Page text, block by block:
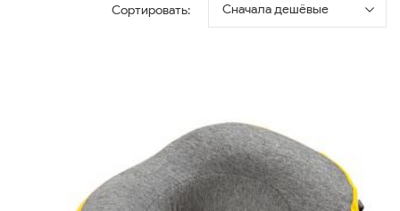
Сортировать: Сначала дешёвые